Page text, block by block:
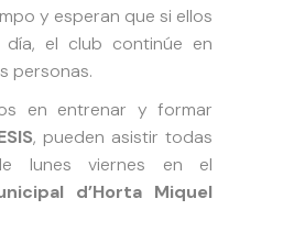
y esperan que si ellos
día, el club continúe en
personas.
en entrenar y formar
, pueden asistir todas
lunes viernes en el
d’Horta Miquel